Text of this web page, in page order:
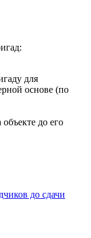
для
основе (по
до его
до сдачи